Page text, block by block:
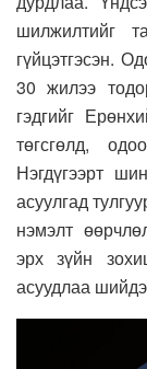
шилжилтийг
гүйцэтгэсэн.
30 жилээ
гэдгийг
төгсгөлд,
Нэгдүгээрт
асуулгад
нэмэлт
эрх зүйн
асуудлаа